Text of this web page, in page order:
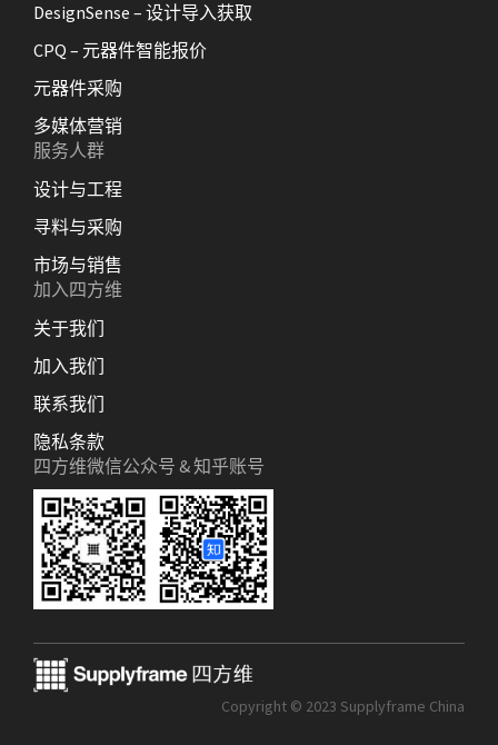
DesignSense – 设计导入获取
CPQ – 元器件智能报价
元器件采购
多媒体营销
服务人群
设计与工程
寻料与采购
市场与销售
加入四方维
关于我们
加入我们
联系我们
隐私条款
四方维微信公众号 & 知乎账号
Copyright © 2023 Supplyframe China